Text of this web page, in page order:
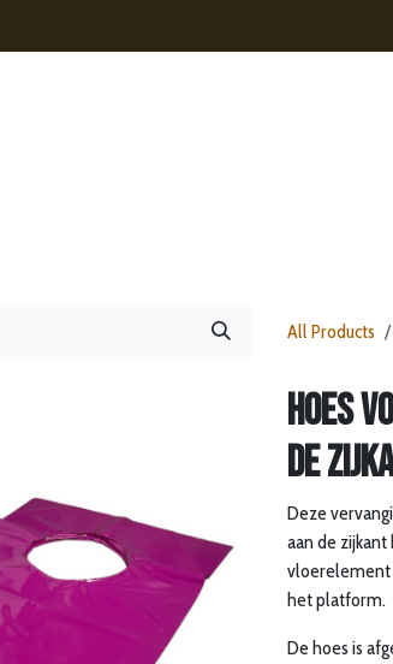
All Products
Hoes
de
Deze
aan de
vloerelement
het platform.
De hoes is